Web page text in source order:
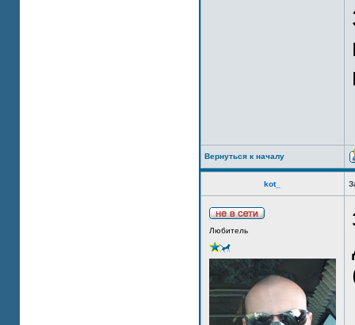
Вернуться к началу
kot_
Любитель